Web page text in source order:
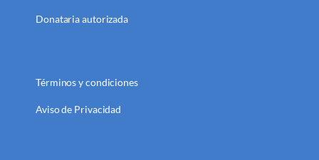
Donataria autorizada
Términos y condiciones
Aviso de Privacidad